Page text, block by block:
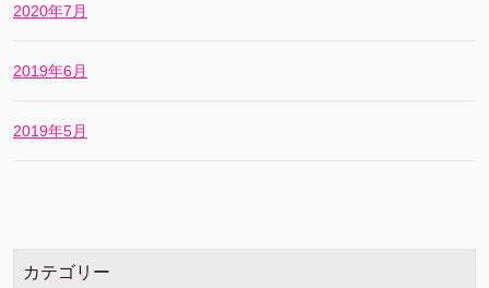
2020年7月
2019年6月
2019年5月
カテゴリー